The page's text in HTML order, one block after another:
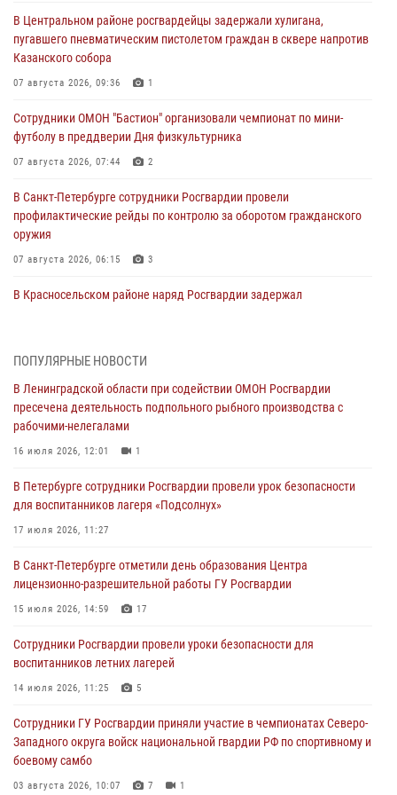
В Центральном районе росгвардейцы задержали хулигана,
пугавшего пневматическим пистолетом граждан в сквере напротив
Казанского собора
07 августа 2026, 09:36 1
Сотрудники ОМОН "Бастион" организовали чемпионат по мини-
футболу в преддверии Дня физкультурника
07 августа 2026, 07:44 2
В Санкт-Петербурге сотрудники Росгвардии провели
профилактические рейды по контролю за оборотом гражданского
оружия
07 августа 2026, 06:15 3
В Красносельском районе наряд Росгвардии задержал
06 августа 2026, 13:39 1
В Центральном районе росгвардейцы оперативно задержали
хулигана, стрелявшего из пускового устройства рядом с жилыми
домами
06 августа 2026, 11:36
Сотрудники и военнослужащие Росгвардии обеспечили
правопорядок при проведении матча "Зенит" - "Балтика"
06 августа 2026, 07:30
В Выборгском районе наряд Росгвардии обнаружил
разыскиваемый преступный автотранспорт
05 августа 2026, 12:25 2
Петербургские росгвардейцы обнаружили объявленный в розыск
автомобиль, ранее использовавшийся при совершении кражи в
Ленобласти
ПОПУЛЯРНЫЕ НОВОСТИ
В Ленинградской области при содействии ОМОН Росгвардии
пресечена деятельность подпольного рыбного производства с
рабочими-нелегалами
16 июля 2026, 12:01 1
В Петербурге сотрудники Росгвардии провели урок безопасности
для воспитанников лагеря «Подсолнух»
17 июля 2026, 11:27
В Санкт-Петербурге отметили день образования Центра
лицензионно-разрешительной работы ГУ Росгвардии
15 июля 2026, 14:59 17
Сотрудники Росгвардии провели уроки безопасности для
воспитанников летних лагерей
14 июля 2026, 11:25 5
Сотрудники ГУ Росгвардии приняли участие в чемпионатах Северо-
Западного округа войск национальной гвардии РФ по спортивному и
боевому самбо
03 августа 2026, 10:07 7 1